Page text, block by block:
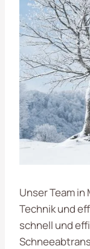
Unser Team
Technik und
schnell und